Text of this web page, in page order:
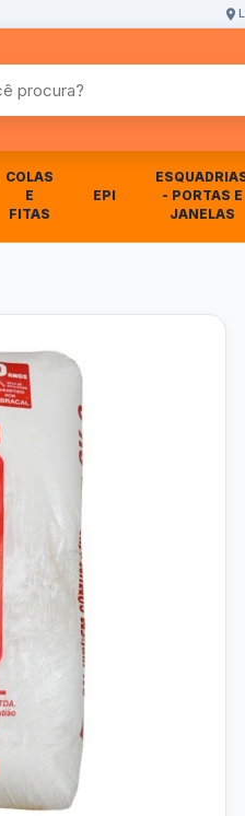
COLAS
E
FITAS
EPI
- PORTAS E
JANELAS